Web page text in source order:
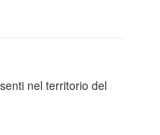
nel territorio del